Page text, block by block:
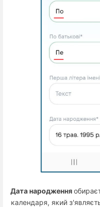
Дата народження
календаря, який